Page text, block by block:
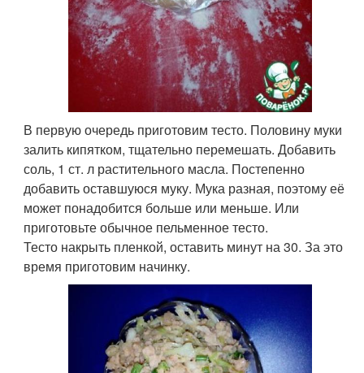
В первую очередь приготовим тесто. Половину муки
залить кипятком, тщательно перемешать. Добавить
соль, 1 ст. л растительного масла. Постепенно
добавить оставшуюся муку. Мука разная, поэтому её
может понадобится больше или меньше. Или
приготовьте обычное пельменное тесто.
Тесто накрыть пленкой, оставить минут на 30. За это
время приготовим начинку.